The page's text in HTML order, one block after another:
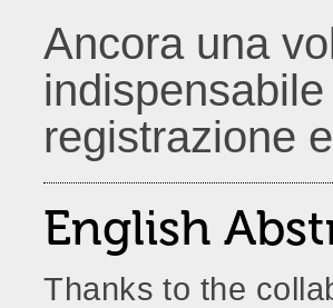
Ancora una
registrazione
English
Thanks to the